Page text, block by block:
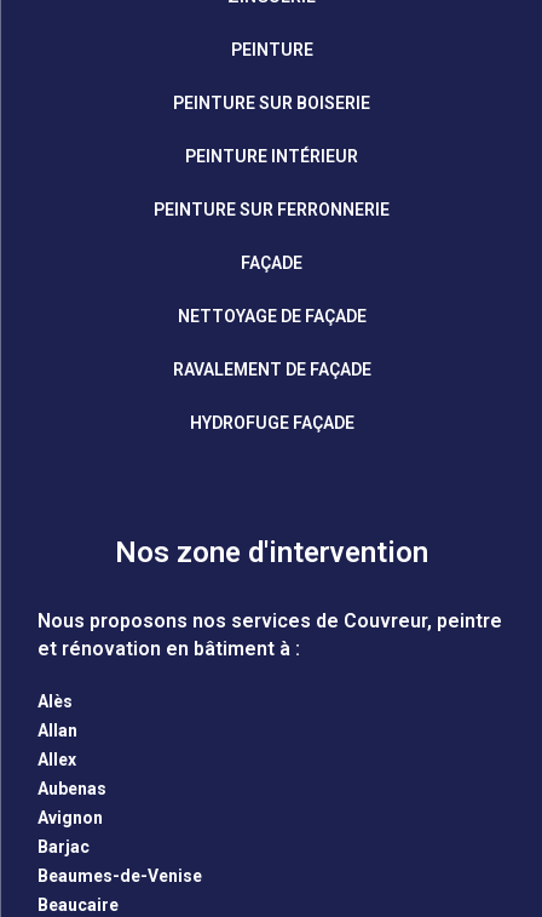
PEINTURE
PEINTURE SUR BOISERIE
PEINTURE INTÉRIEUR
PEINTURE SUR FERRONNERIE
FAÇADE
NETTOYAGE DE FAÇADE
RAVALEMENT DE FAÇADE
HYDROFUGE FAÇADE
Nos zone d'intervention
Nous proposons nos services de Couvreur, peintre
et rénovation en bâtiment à :
Alès
Allan
Allex
Aubenas
Avignon
Barjac
Beaumes-de-Venise
Beaucaire